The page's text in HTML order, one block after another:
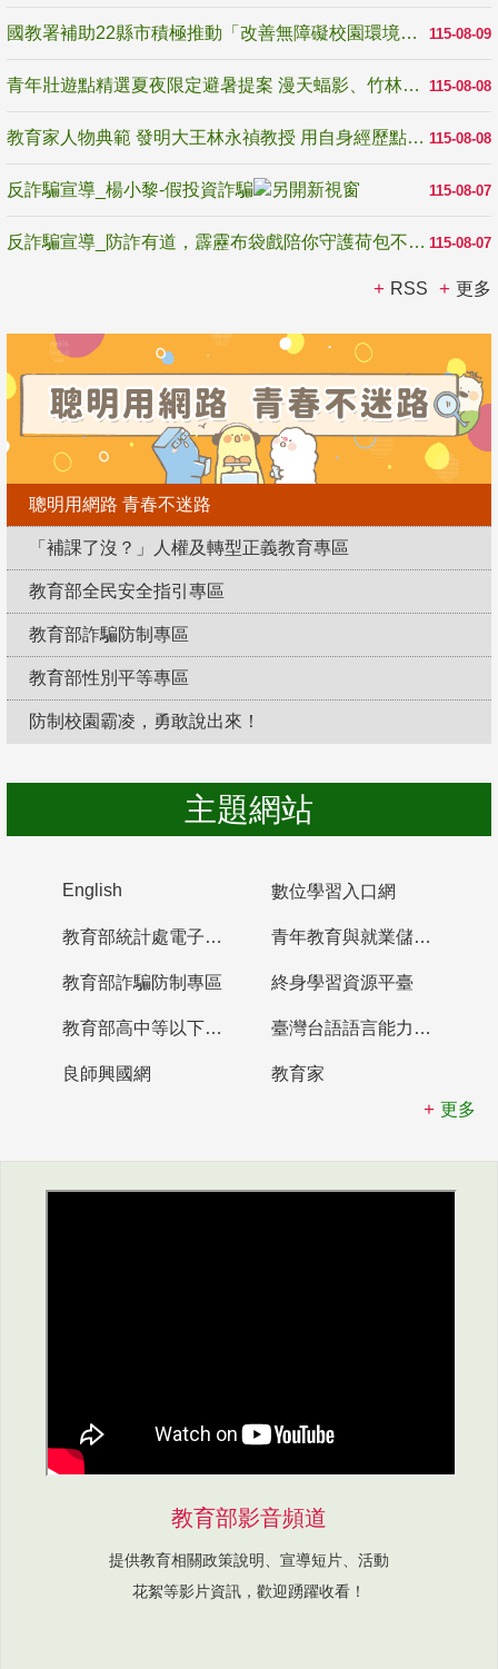
115-08-09
國教署補助22縣市積極推動「改善無障礙校園環境計畫」 打造友善、安全、無礙學習空間
115-08-08
青年壯遊點精選夏夜限定避暑提案 漫天蝠影、竹林尋蛙、茶香夜觀 邀青年暮色出發
115-08-08
教育家人物典範 發明大王林永禎教授 用自身經歷點亮學生的路
115-08-07
反詐騙宣導_楊小黎-假投資詐騙
115-08-07
反詐騙宣導_防詐有道，霹靂布袋戲陪你守護荷包不受騙
RSS 更多
聰明用網路 青春不迷路
「補課了沒？」人權及轉型正義教育專區
教育部全民安全指引專區
教育部詐騙防制專區
教育部性別平等專區
防制校園霸凌，勇敢說出來！
主題網站
English 數位學習入口網
教育部統計處電子書櫃 青年教育與就業儲蓄帳戶
教育部詐騙防制專區 終身學習資源平臺
教育部高中等以下學校及幼兒園教師資格檢定考試 臺灣台語語言能力認證網站
良師興國網
教育家
更多
教育部影音頻道
提供教育相關政策說明、宣導短片、活動
花絮等影片資訊，歡迎踴躍收看！